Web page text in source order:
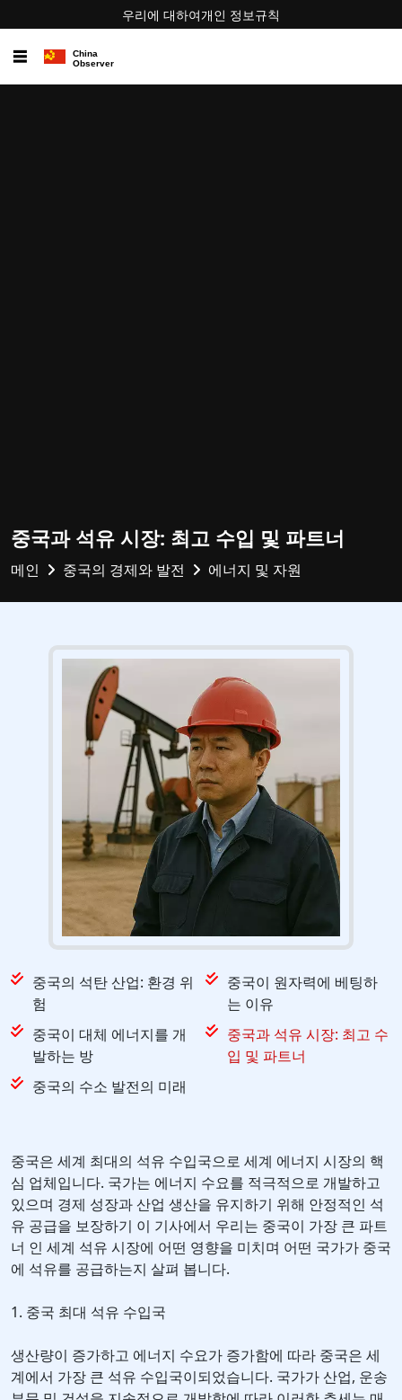
우리에 대하여개인 정보규칙
☰
중국과 석유 시장: 최고 수입 및 파트너
메인 중국의 경제와 발전 에너지 및 자원
중국의 석탄 산업: 환경 위
험
중국이 원자력에 베팅하
는 이유
중국이 대체 에너지를 개
발하는 방
중국과 석유 시장: 최고 수
입 및 파트너
중국의 수소 발전의 미래
중국은 세계 최대의 석유 수입국으로 세계 에너지 시장의 핵
심 업체입니다. 국가는 에너지 수요를 적극적으로 개발하고
있으며 경제 성장과 산업 생산을 유지하기 위해 안정적인 석
유 공급을 보장하기 이 기사에서 우리는 중국이 가장 큰 파트
너 인 세계 석유 시장에 어떤 영향을 미치며 어떤 국가가 중국
에 석유를 공급하는지 살펴 봅니다.
1. 중국 최대 석유 수입국
생산량이 증가하고 에너지 수요가 증가함에 따라 중국은 세
계에서 가장 큰 석유 수입국이되었습니다. 국가가 산업, 운송